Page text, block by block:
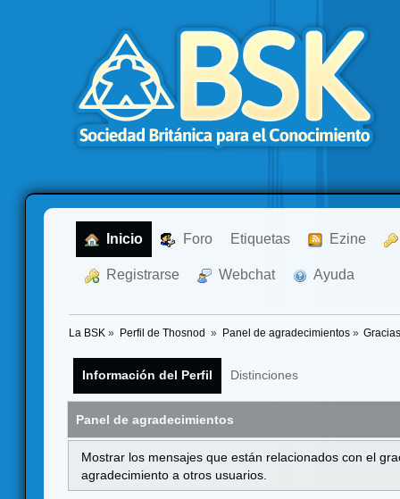
Inicio Foro Etiquetas Ezine
Registrarse Webchat Ayuda
La BSK » Perfil de Thosnod » Panel de agradecimientos»
Información del Perfil Distinciones
Panel de agradecimientos
Mostrar los mensajes que están relacionados con el
agradecimiento a otros usuarios.